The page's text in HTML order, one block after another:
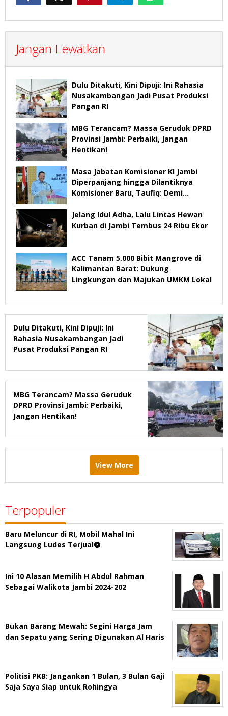
Jangan Lewatkan
Dulu Ditakuti, Kini Dipuji: Ini Rahasia
Nusakambangan Jadi Pusat Produksi
Pangan RI
MBG Terancam? Massa Geruduk DPRD
Provinsi Jambi: Perbaiki, Jangan
Hentikan!
Masa Jabatan Komisioner KI Jambi
Diperpanjang hingga Dilantiknya
Komisioner Baru, Taufiq: Demi
Jelang Idul Adha, Lalu Lintas Hewan
Kurban di Jambi Tembus 24 Ribu Ekor
ACC Tanam 5.000 Bibit Mangrove di
Kalimantan Barat: Dukung
Lingkungan dan Majukan UMKM Lokal
Dulu Ditakuti, Kini Dipuji: Ini
Rahasia Nusakambangan Jadi
Pusat Produksi Pangan RI
MBG Terancam? Massa Geruduk
DPRD Provinsi Jambi: Perbaiki,
Jangan Hentikan!
View More
Terpopuler
Baru Meluncur di RI, Mobil Mahal Ini
Langsung Ludes Terjual
Ini 10 Alasan Memilih H Abdul Rahman
Sebagai Walikota Jambi 2024-202
Bukan Barang Mewah: Segini Harga Jam
dan Sepatu yang Sering Digunakan Al Haris
Politisi PKB: Jangankan 1 Bulan, 3 Bulan Gaji
Saja Saya Siap untuk Rohingya